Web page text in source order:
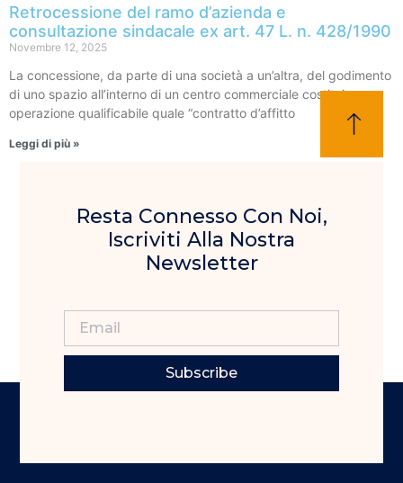
Retrocessione del ramo d’azienda e
consultazione sindacale ex art. 47 L. n. 428/1990
Novembre 12, 2025
La concessione, da parte di una società a un’altra, del godimento
di uno spazio all’interno di un centro commerciale costituisce
operazione qualificabile quale “contratto d’affitto
Leggi di più »
Resta Connesso Con Noi,
Iscriviti Alla Nostra
Newsletter
Subscribe